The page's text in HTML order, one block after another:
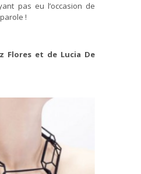
pas eu l’occasion de
!
Flores et de Lucia De